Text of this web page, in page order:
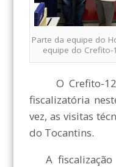
Parte da equipe do
equipe do Crefito-
O Crefito-12
fiscalizatória
vez, as visitas
do Tocantins.
A fiscalização